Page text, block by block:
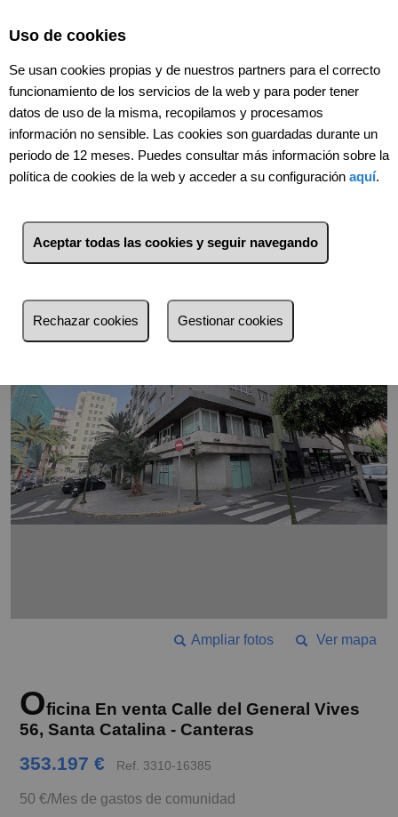
Volver
Ver mapa
Ampliar fotos
Oficina En venta Calle del General Vives
56, Santa Catalina - Canteras
353.197 € Ref. 3310-16385
50 €/Mes de gastos de comunidad
Uso de cookies
Se usan cookies propias y de nuestros partners para el correcto
funcionamiento de los servicios de la web y para poder tener
datos de uso de la misma, recopilamos y procesamos
información no sensible. Las cookies son guardadas durante un
periodo de 12 meses. Puedes consultar más información sobre la
política de cookies de la web y acceder a su configuración aquí.
Aceptar todas las cookies y seguir navegando
Rechazar cookies Gestionar cookies